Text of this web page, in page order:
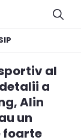
al
a
Alin
un
foarte